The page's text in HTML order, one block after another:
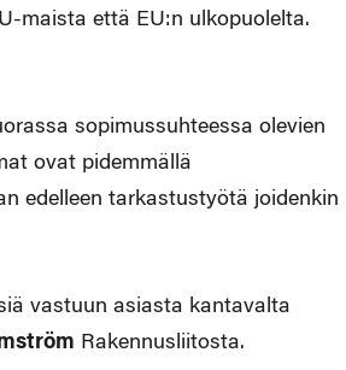
maista että EU:n ulkopuolelta.
sopimussuhteessa olevien
ovat pidemmällä
edelleen tarkastustyötä joidenkin
vastuun asiasta kantavalta
Rakennusliitosta.